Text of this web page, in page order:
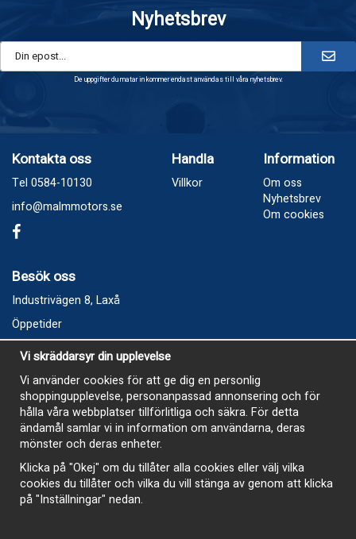
Nyhetsbrev
De uppgifter du matar in kommer endast användas till våra nyhetsbrev.
Kontakta oss
Tel 0584-10130
info@malmmotors.se
Handla
Villkor
Information
Om oss
Nyhetsbrev
Om cookies
Besök oss
Industrivägen 8, Laxå
Öppetider
Vecka 32
Måndag kl 9-12, kl 13 - 15
Onsdag kl 9-12, kl 13 - 15
Tisdag, Tordag och Fredag stängt
E-Handelsbutiken är öppen och paket skickas hela
sommaren
Vi skräddarsyr din upplevelse
Vi använder cookies för att ge dig en personlig
shoppingupplevelse, personanpassad annonsering och för
hålla våra webbplatser tillförlitliga och säkra. För detta
ändamål samlar vi in information om användarna, deras
mönster och deras enheter.
Klicka på "Okej" om du tillåter alla cookies eller välj vilka
cookies du tillåter och vilka du vill stänga av genom att klicka
på "Inställningar" nedan.